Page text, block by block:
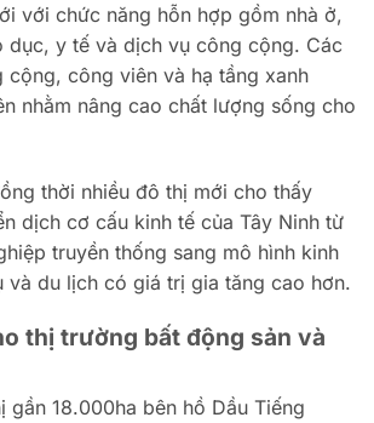
với chức năng hỗn hợp gồm nhà ở,
dục, y tế và dịch vụ công cộng. Các
cộng, công viên và hạ tầng xanh
nhằm nâng cao chất lượng sống cho
thời nhiều đô thị mới cho thấy
dịch cơ cấu kinh tế của Tây Ninh từ
truyền thống sang mô hình kinh
và du lịch có giá trị gia tăng cao hơn.
thị trường bất động sản và
gần 18.000ha bên hồ Dầu Tiếng